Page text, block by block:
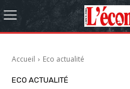
Accueil Eco actualité
ECO ACTUALITÉ